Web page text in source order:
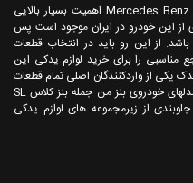
خرید لوازم یدکی بنز کلاس SL یا Mercedes Benz SL-Class اهمیت بسیار بالایی
از این خودرو در ایران موجود است پس
از این رو باید در انتخاب قطعات
مناسبی را برای خرید لوازم یدکی این
یکی از واردکنندگان اصلی تمام قطعات
و لوازم یدکی اورجینال و استوک برای تمامی مدلهای خودروی بنز من جمله بنز کلاس SL
از زیرمجموعه های لوازم یدکی